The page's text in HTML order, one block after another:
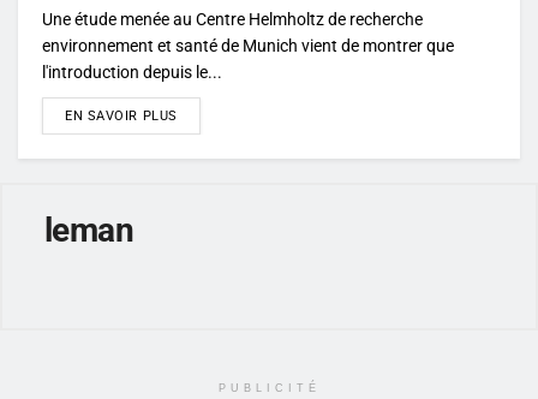
Une étude menée au Centre Helmholtz de recherche
environnement et santé de Munich vient de montrer que
l'introduction depuis le...
EN SAVOIR PLUS
leman
PUBLICITÉ